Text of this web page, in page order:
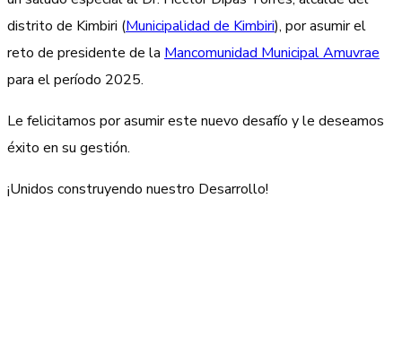
distrito de Kimbiri (Municipalidad de Kimbiri), por asumir el
reto de presidente de la Mancomunidad Municipal Amuvrae
para el período 2025.
Le felicitamos por asumir este nuevo desafío y le deseamos
éxito en su gestión.
¡Unidos construyendo nuestro Desarrollo!